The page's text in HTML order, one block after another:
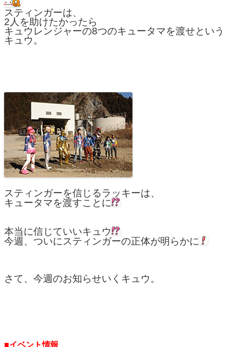
スティンガーは、
2人を助けたかったら
キュウレンジャーの8つのキュータマを渡せという
キュウ。
スティンガーを信じるラッキーは、
キュータマを渡すことに
本当に信じていいキュウ
今週、ついにスティンガーの正体が明らかに
さて、今週のお知らせいくキュウ。
■イベント情報